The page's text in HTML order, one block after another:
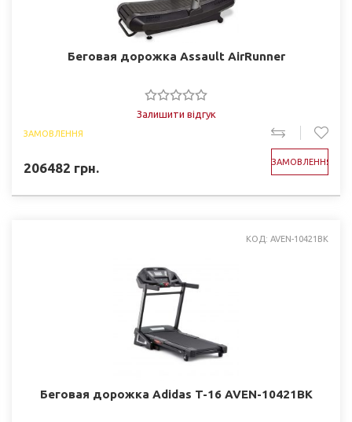
Беговая дорожка Assault AirRunner
Залишити відгук
ЗАМОВЛЕННЯ
206482 грн. ЗАМОВЛЕННЯ
КОД: AVEN-10421BK
Беговая дорожка Adidas T-16 AVEN-10421BK